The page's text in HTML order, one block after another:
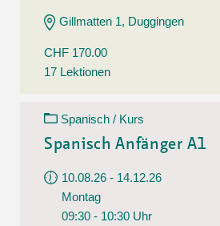
Gillmatten 1, Duggingen
CHF 170.00
17 Lektionen
Spanisch / Kurs
Spanisch Anfänger A1
10.08.26 - 14.12.26
Montag
09:30 - 10:30 Uhr